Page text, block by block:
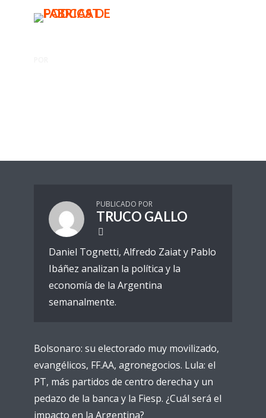
PUBLICADO POR
TRUCO GALLO
Daniel Tognetti, Alfredo Zaiat y Pablo
Ibáñez analizan la política y la
economía de la Argentina
semanalmente.
Bolsonaro: su electorado muy movilizado,
evangélicos, FF.AA, agronegocios. Lula: el
PT, más partidos de centro derecha y un
pedazo de la banca y la Fiesp. ¿Cuál será el
impacto en la Argentina?